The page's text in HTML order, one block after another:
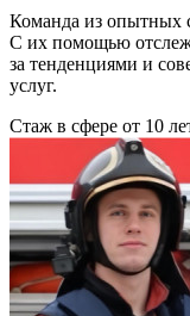
Команда из опытных
С их помощью
за тенденциями и
услуг.
Стаж в сфере от 10